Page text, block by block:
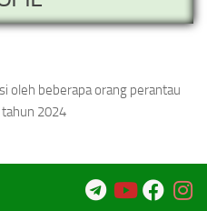
oleh beberapa orang perantau
tahun 2024